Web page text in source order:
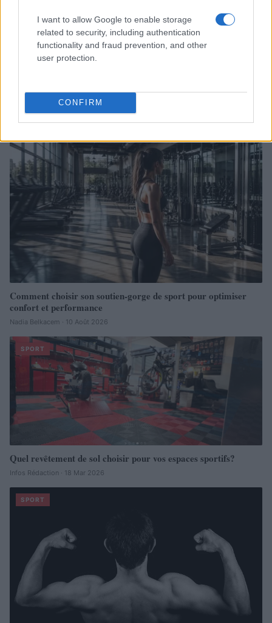
I want to allow Google to enable storage
related to security, including authentication
functionality and fraud prevention, and other
user protection.
CONFIRM
À lire aussi
Comment choisir son soutien-gorge de sport pour optimiser
confort et performance
Nadia Belkacem · 10 Août 2026
SPORT
Quel revêtement de sol choisir pour vos espaces sportifs?
Infos Rédaction · 18 Mar 2026
SPORT